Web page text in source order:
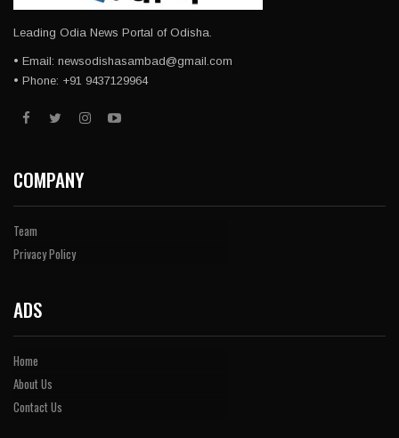
Leading Odia News Portal of Odisha.
• Email: newsodishasambad@gmail.com
• Phone: +91 9437129964
COMPANY
Team
Privacy Policy
ADS
Home
About Us
Contact Us